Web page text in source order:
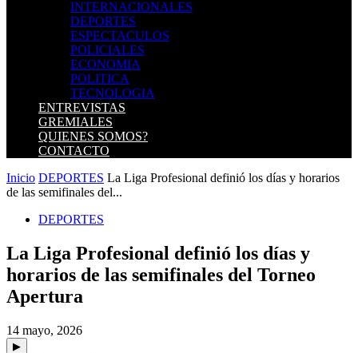
INTERNACIONALES
DEPORTES
ESPECTACULOS
POLICIALES
ECONOMIA
POLITICA
TECNOLOGIA
ENTREVISTAS
GREMIALES
QUIENES SOMOS?
CONTACTO
Inicio DEPORTES La Liga Profesional definió los días y horarios
de las semifinales del...
DEPORTES
La Liga Profesional definió los días y
horarios de las semifinales del Torneo
Apertura
14 mayo, 2026
▶